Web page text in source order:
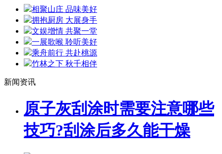
相聚山庄 品味美好
拥抱厨房 大展身手
文娱增情 共聚一堂
一展歌喉 聆听美好
乘舟前行 共赴桃源
竹林之下 秋千相伴
新闻资讯
原子灰刮涂时需要注意哪些
技巧?刮涂后多久能干燥